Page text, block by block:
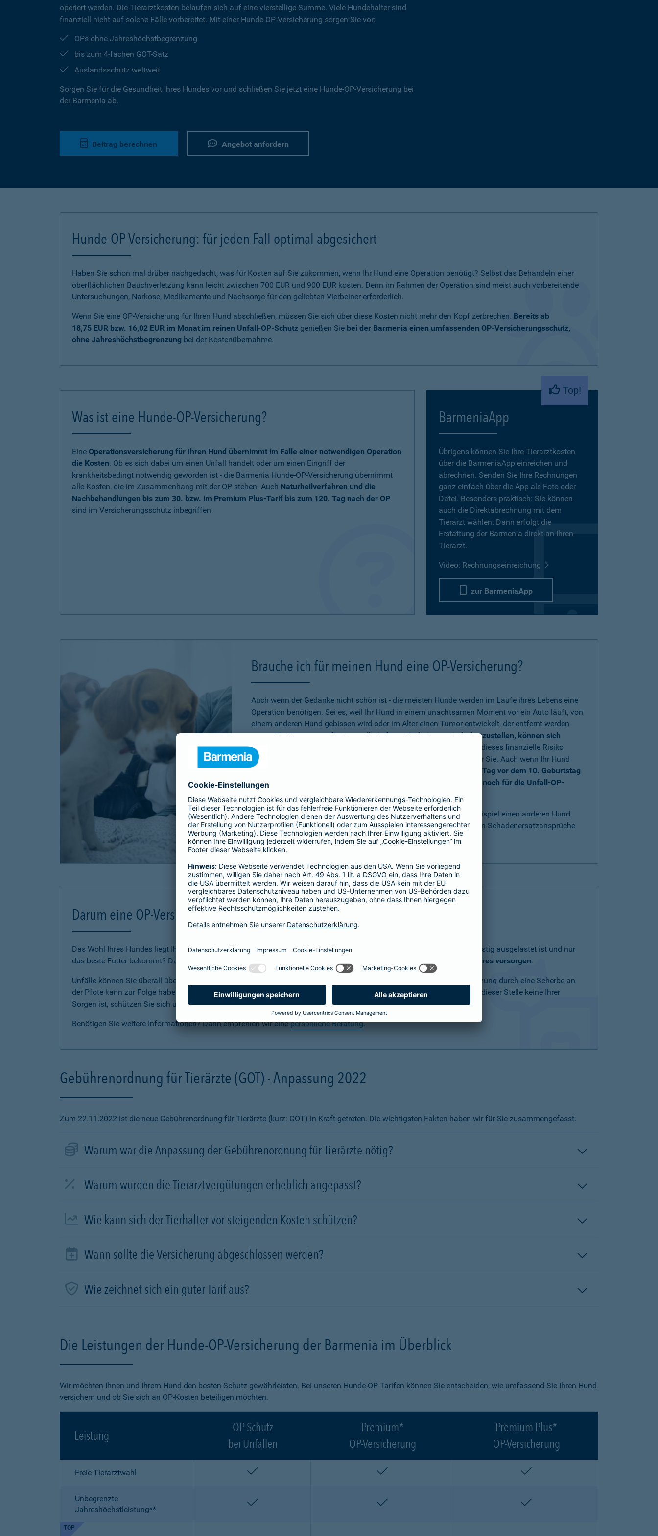
operiert werden. Die Tierarztkosten belaufen sich auf eine vierstellige Summe. Viele Hundehalter sind
finanziell nicht auf solche Fälle vorbereitet. Mit einer Hunde-OP-Versicherung sorgen Sie vor:
OPs ohne Jahreshöchstbegrenzung
bis zum 4-fachen GOT-Satz
Auslandsschutz weltweit
Sorgen Sie für die Gesundheit Ihres Hundes vor und schließen Sie jetzt eine Hunde-OP-Versicherung bei
der Barmenia ab.
Beitrag berechnen Angebot anfordern
Hunde-OP-Versicherung: für jeden Fall optimal abgesichert
Haben Sie schon mal drüber nachgedacht, was für Kosten auf Sie zukommen, wenn Ihr Hund eine Operation benötigt? Selbst das Behandeln einer
oberflächlichen Bauchverletzung kann leicht zwischen 700 EUR und 900 EUR kosten. Denn im Rahmen der Operation sind meist auch vorbereitende
Untersuchungen, Narkose, Medikamente und Nachsorge für den geliebten Vierbeiner erforderlich.
Wenn Sie eine OP-Versicherung für Ihren Hund abschließen, müssen Sie sich über diese Kosten nicht mehr den Kopf zerbrechen. Bereits ab
18,75 EUR bzw. 16,02 EUR im Monat im reinen Unfall-OP-Schutz genießen Sie bei der Barmenia einen umfassenden OP-Versicherungsschutz,
ohne Jahreshöchstbegrenzung bei der Kostenübernahme.
Was ist eine Hunde-OP-Versicherung?
Eine Operationsversicherung für Ihren Hund übernimmt im Falle einer notwendigen Operation
die Kosten. Ob es sich dabei um einen Unfall handelt oder um einen Eingriff der
krankheitsbedingt notwendig geworden ist - die Barmenia Hunde-OP-Versicherung übernimmt
alle Kosten, die im Zusammenhang mit der OP stehen. Auch Naturheilverfahren und die
Nachbehandlungen bis zum 30. bzw. im Premium Plus-Tarif bis zum 120. Tag nach der OP
sind im Versicherungsschutz inbegriffen.
Top!
BarmeniaApp
Übrigens können Sie Ihre Tierarztkosten
über die BarmeniaApp einreichen und
abrechnen. Senden Sie Ihre Rechnungen
ganz einfach über die App als Foto oder
Datei. Besonders praktisch: Sie können
auch die Direktabrechnung mit dem
Tierarzt wählen. Dann erfolgt die
Erstattung der Barmenia direkt an Ihren
Tierarzt.
Video: Rechnungseinreichung
zur BarmeniaApp
Brauche ich für meinen Hund eine OP-Versicherung?
Auch wenn der Gedanke nicht schön ist - die meisten Hunde werden im Laufe ihres Lebens eine
Operation benötigen. Sei es, weil Ihr Hund in einem unachtsamen Moment vor ein Auto läuft, von
einem anderen Hund gebissen wird oder im Alter einen Tumor entwickelt, der entfernt werden
muss.Die Kosten, um die Gesundheit Ihres Vierbeiners wiederherzustellen, können sich
schnell auf mehrere tausend Euro belaufen
. Wenn Sie sich gegen dieses finanzielle Risiko
absichern möchten, ist die Operationsversicherung genau richtig für Sie. Auch wenn Ihr Hund
schon älter ist,
bei der Barmenia können Sie Ihren Hund bis einen Tag vor dem 10. Geburtstag
versichern. Über den 10. Geburtstag hinaus können Sie sich aber noch für die Unfall-OP-
Übrigens:Wenn Ihr Hund selbst einen Schaden verursacht, zum Beispiel einen anderen Hund
beißt, sind Sie mit derHundehaftpflichtder Barmenia bestens gegen Schadenersatzansprüche
Dritter geschützt.
Darum eine OP-Versicherung für Hunde abschließen
Das Wohl Ihres Hundes liegt Ihnen am Herzen? Uns auch. Sie sorgen täglich dafür, dass Ihre Fellnase körperlich und geistig ausgelastet ist und nur
das beste Futter bekommt? Dann sollten Sie für den Ernstfall mit einer
für die Gesundheit Ihres Tieres vorsorgen.
Unfälle können Sie überall überraschen. Egal ob zuhause oder unterwegs. Schon eine scheinbar harmlose Schnittverletzung durch eine Scherbe an
der Pfote kann zur Folge haben, dass Ihr Liebling unter Narkose operiert werden muss. Damit Ihre finanziellen Mittel an dieser Stelle keine Ihrer
Sorgen ist, schützen Sie sich und Ihren Hund mit einer Hunde-OP-Versicherung.
Benötigen Sie weitere Informationen? Dann empfehlen wir einepersönliche Beratung.
Gebührenordnung für Tierärzte (GOT) - Anpassung 2022
Zum 22.11.2022 ist die neue Gebührenordnung für Tierärzte (kurz: GOT) in Kraft getreten. Die wichtigsten Fakten haben wir für Sie zusammengefasst.
Warum war die Anpassung der Gebührenordnung für Tierärzte nötig?
Warum wurden die Tierarztvergütungen erheblich angepasst?
Wie kann sich der Tierhalter vor steigenden Kosten schützen?
Wann sollte die Versicherung abgeschlossen werden?
Wie zeichnet sich ein guter Tarif aus?
Die Leistungen der Hunde-OP-Versicherung der Barmenia im Überblick
Wir möchten Ihnen und Ihrem Hund den besten Schutz gewährleisten. Bei unseren Hunde-OP-Tarifen können Sie entscheiden, wie umfassend Sie Ihren Hund
versichern und ob Sie sich an OP-Kosten beteiligen möchten.
Leistung
OP-Schutz
bei Unfällen
Premium*
OP-Versicherung
Premium Plus*
OP-Versicherung
Freie Tierarztwahl enthalten enthalten
Unbegrenzte
Jahreshöchstleistung**
enthalten enthalten
TOP